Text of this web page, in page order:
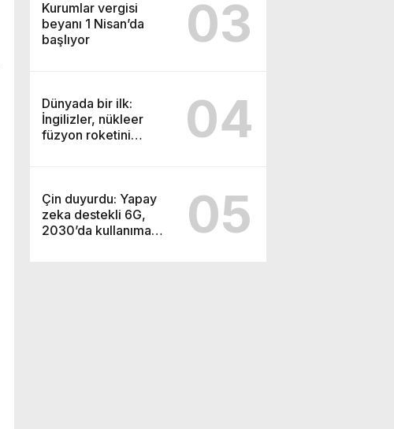
Kurumlar vergisi
beyanı 1 Nisan’da
başlıyor
03
Dünyada bir ilk:
İngilizler, nükleer
füzyon roketini
04
Çin duyurdu: Yapay
zeka destekli 6G,
2030’da kullanıma
05